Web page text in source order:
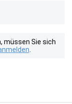
müssen Sie sich